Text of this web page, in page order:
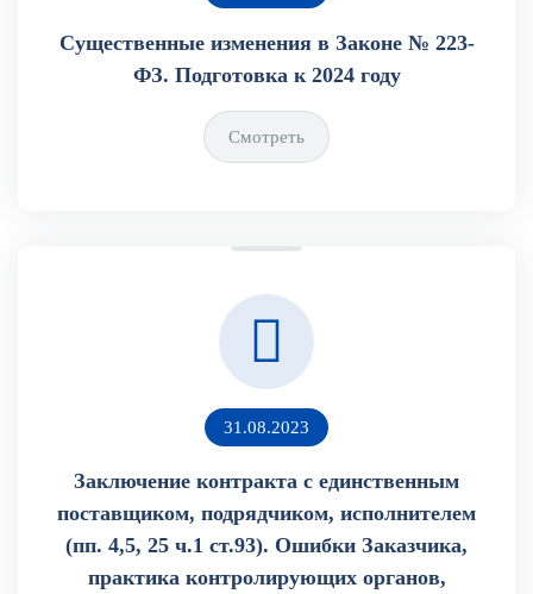
Существенные изменения в Законе № 223-
ФЗ. Подготовка к 2024 году
Смотреть
31.08.2023
Заключение контракта с единственным
поставщиком, подрядчиком, исполнителем
(пп. 4,5, 25 ч.1 ст.93). Ошибки Заказчика,
практика контролирующих органов,